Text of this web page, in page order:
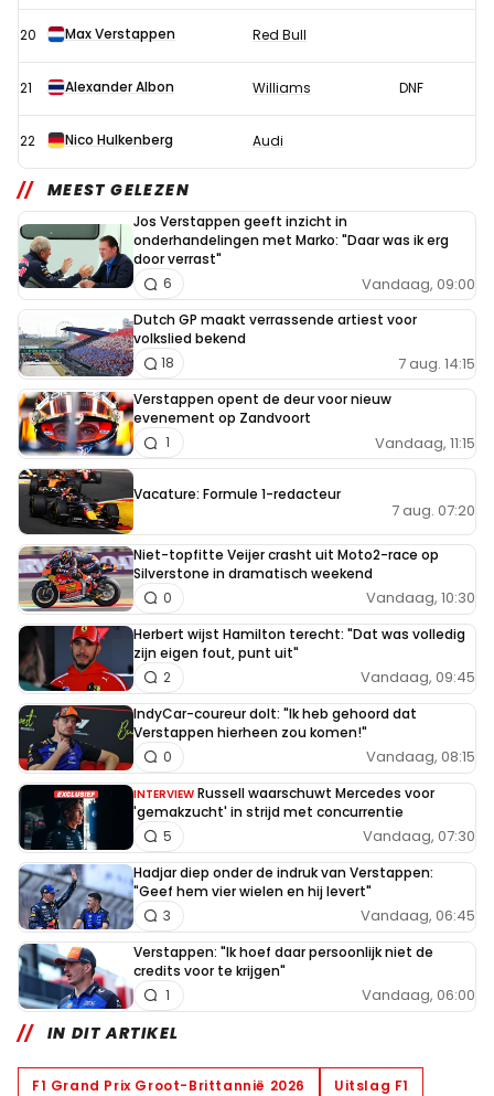
20 Max Verstappen Red Bull
21 Alexander Albon Williams DNF
22 Nico Hulkenberg Audi
MEEST GELEZEN
Jos Verstappen geeft inzicht in
onderhandelingen met Marko: "Daar was ik erg
door verrast"
Vandaag, 09:00
6
Dutch GP maakt verrassende artiest voor
volkslied bekend
7 aug. 14:15
18
Verstappen opent de deur voor nieuw
evenement op Zandvoort
Vandaag, 11:15
1
Vacature: Formule 1-redacteur
7 aug. 07:20
Niet-topfitte Veijer crasht uit Moto2-race op
Silverstone in dramatisch weekend
Vandaag, 10:30
0
Herbert wijst Hamilton terecht: "Dat was volledig
zijn eigen fout, punt uit"
Vandaag, 09:45
2
IndyCar-coureur dolt: "Ik heb gehoord dat
Verstappen hierheen zou komen!"
Vandaag, 08:15
0
INTERVIEW Russell waarschuwt Mercedes voor
'gemakzucht' in strijd met concurrentie
Vandaag, 07:30
5
Hadjar diep onder de indruk van Verstappen:
"Geef hem vier wielen en hij levert"
Vandaag, 06:45
3
Verstappen: "Ik hoef daar persoonlijk niet de
credits voor te krijgen"
Vandaag, 06:00
1
IN DIT ARTIKEL
F1 Grand Prix Groot-Brittannië 2026
Uitslag F1